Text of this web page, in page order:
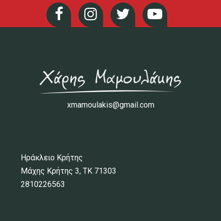
xmamoulakis@gmail.com
Ηράκλειο Κρήτης
Μάχης Κρήτης 3, ΤΚ 71303
2810226563